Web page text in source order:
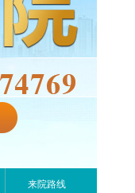
来院路线